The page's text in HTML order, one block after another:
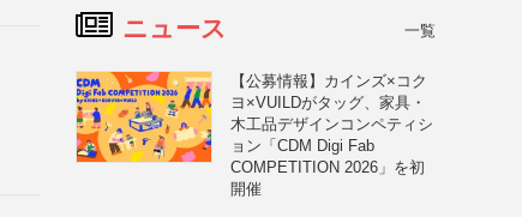
ニュース 一覧
【公募情報】カインズ×コク
ヨ×VUILDがタッグ、家具・
木工品デザインコンペティシ
ョン「CDM Digi Fab
COMPETITION 2026」を初
開催